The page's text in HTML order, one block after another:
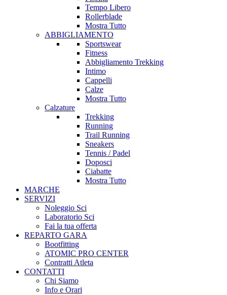
Tempo Libero
Rollerblade
Mostra Tutto
ABBIGLIAMENTO
Sportswear
Fitness
Abbigliamento Trekking
Intimo
Cappelli
Calze
Mostra Tutto
Calzature
Trekking
Running
Trail Running
Sneakers
Tennis / Padel
Doposci
Ciabatte
Mostra Tutto
MARCHE
SERVIZI
Noleggio Sci
Laboratorio Sci
Fai la tua offerta
REPARTO GARA
Bootfitting
ATOMIC PRO CENTER
Contratti Atleta
CONTATTI
Chi Siamo
Info e Orari